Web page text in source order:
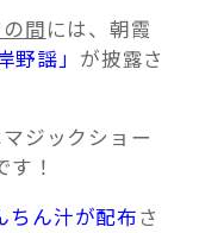
間には、朝霞
野謡」 が披露さ
マジックショー
！
ちん汁が配布さ